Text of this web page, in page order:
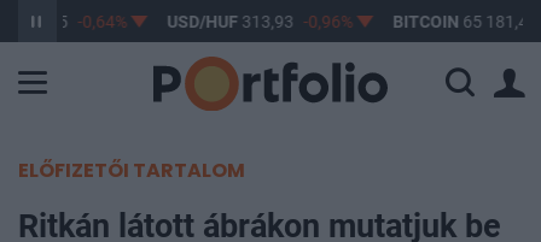
363,05 -0,64% USD/HUF313,93 -0,96% BITCOIN 65 181,41
ELŐFIZETŐI TARTALOM
Ritkán látott ábrákon mutatjuk be